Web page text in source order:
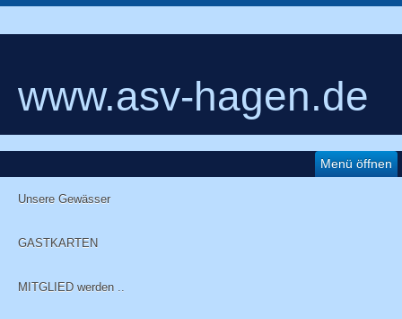
www.asv-hagen.de
Menü öffnen
Unsere Gewässer
GASTKARTEN
MITGLIED werden ..